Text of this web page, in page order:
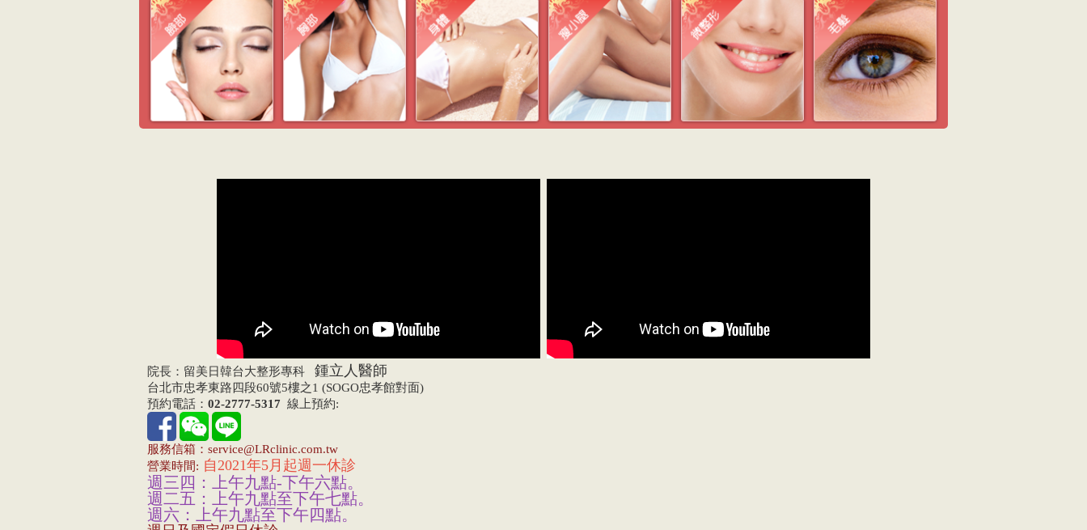
院長：留美日韓台大整形專科 鍾立人醫師
台北市忠孝東路四段60號5樓之1 (SOGO忠孝館對面)
預約電話： 02-2777-5317 線上預約:
服務信箱：service@LRclinic.com.tw
營業時間: 自2021年5月起週一休診
週三四：上午九點-下午六點。
週二五：上午九點至下午七點。
週六：上午九點至下午四點。